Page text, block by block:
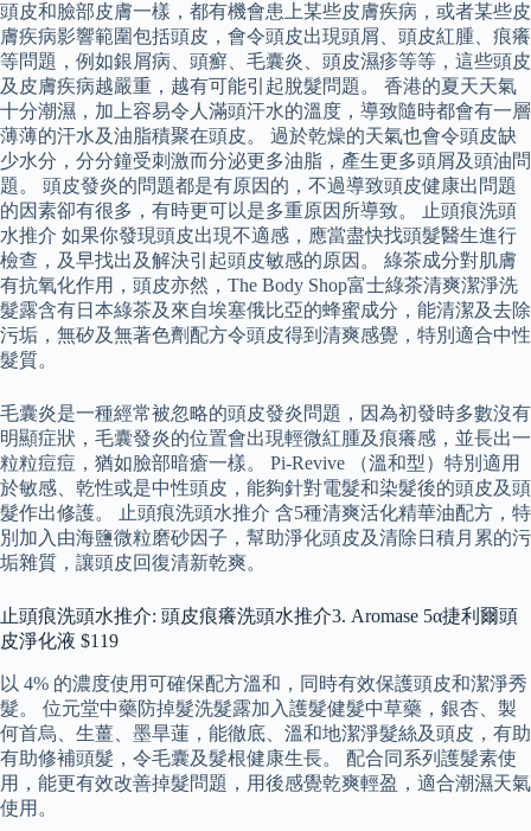
頭皮和臉部皮膚一樣，都有機會患上某些皮膚疾病，或者某些皮
膚疾病影響範圍包括頭皮，會令頭皮出現頭屑、頭皮紅腫、痕癢
等問題，例如銀屑病、頭癬、毛囊炎、頭皮濕疹等等，這些頭皮
及皮膚疾病越嚴重，越有可能引起脫髮問題。 香港的夏天天氣
十分潮濕，加上容易令人滿頭汗水的溫度，導致隨時都會有一層
薄薄的汗水及油脂積聚在頭皮。 過於乾燥的天氣也會令頭皮缺
少水分，分分鐘受刺激而分泌更多油脂，產生更多頭屑及頭油問
題。 頭皮發炎的問題都是有原因的，不過導致頭皮健康出問題
的因素卻有很多，有時更可以是多重原因所導致。 止頭痕洗頭
水推介 如果你發現頭皮出現不適感，應當盡快找頭髮醫生進行
檢查，及早找出及解決引起頭皮敏感的原因。 綠茶成分對肌膚
有抗氧化作用，頭皮亦然，The Body Shop富士綠茶清爽潔淨洗
髮露含有日本綠茶及來自埃塞俄比亞的蜂蜜成分，能清潔及去除
污垢，無矽及無著色劑配方令頭皮得到清爽感覺，特別適合中性
髮質。
毛囊炎是一種經常被忽略的頭皮發炎問題，因為初發時多數沒有
明顯症狀，毛囊發炎的位置會出現輕微紅腫及痕癢感，並長出一
粒粒痘痘，猶如臉部暗瘡一樣。 Pi-Revive （溫和型）特別適用
於敏感、乾性或是中性頭皮，能夠針對電髮和染髮後的頭皮及頭
髮作出修護。 止頭痕洗頭水推介 含5種清爽活化精華油配方，特
別加入由海鹽微粒磨砂因子，幫助淨化頭皮及清除日積月累的污
垢雜質，讓頭皮回復清新乾爽。
止頭痕洗頭水推介: 頭皮痕癢洗頭水推介3. Aromase 5α捷利爾頭
皮淨化液 $119
以 4% 的濃度使用可確保配方溫和，同時有效保護頭皮和潔淨秀
髮。 位元堂中藥防掉髮洗髮露加入護髮健髮中草藥，銀杏、製
何首烏、生薑、墨旱蓮，能徹底、溫和地潔淨髮絲及頭皮，有助
有助修補頭髮，令毛囊及髮根健康生長。 配合同系列護髮素使
用，能更有效改善掉髮問題，用後感覺乾爽輕盈，適合潮濕天氣
使用。